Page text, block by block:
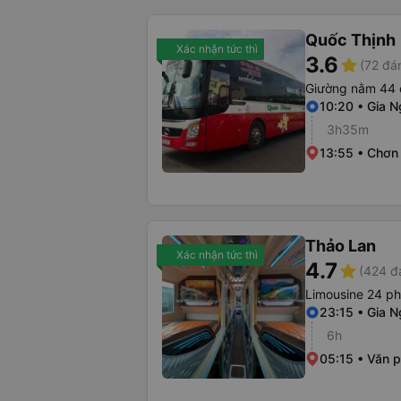
Xác nhận tức thì Quốc Thịnh
3.6star (72
Giường nằm 44
10:20 • Gia
3h35m
13:55 •
Xác nhận tức thì Thảo Lan
4.7star (424
Limousine 24
23:15 • Gia
6h
05:15 • Văn